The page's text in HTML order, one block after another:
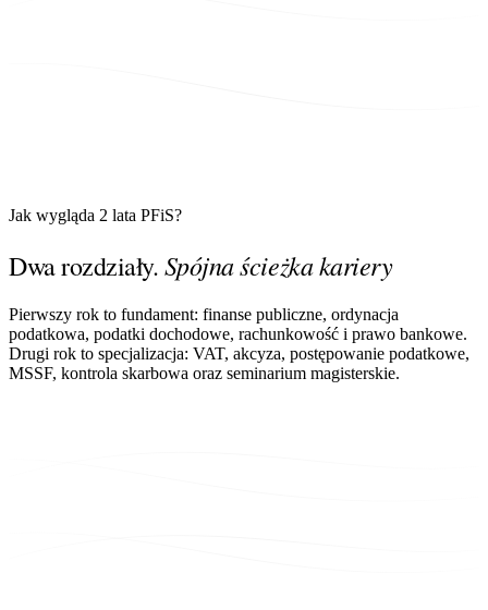
Jak wygląda 2 lata PFiS?
Dwa rozdziały.Spójna ścieżka kariery
Pierwszy rok to fundament: finanse publiczne, ordynacja
podatkowa, podatki dochodowe, rachunkowość i prawo bankowe.
Drugi rok to specjalizacja: VAT, akcyza, postępowanie podatkowe,
MSSF, kontrola skarbowa oraz seminarium magisterskie.